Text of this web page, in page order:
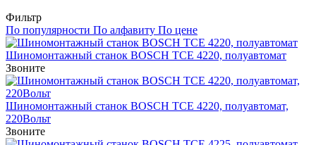
Фильтр
По популярности По алфавиту По цене
Шиномонтажный станок BOSCH TCE 4220, полуавтомат
Звоните
Шиномонтажный станок BOSCH TCE 4220, полуавтомат,
220Вольт
Звоните